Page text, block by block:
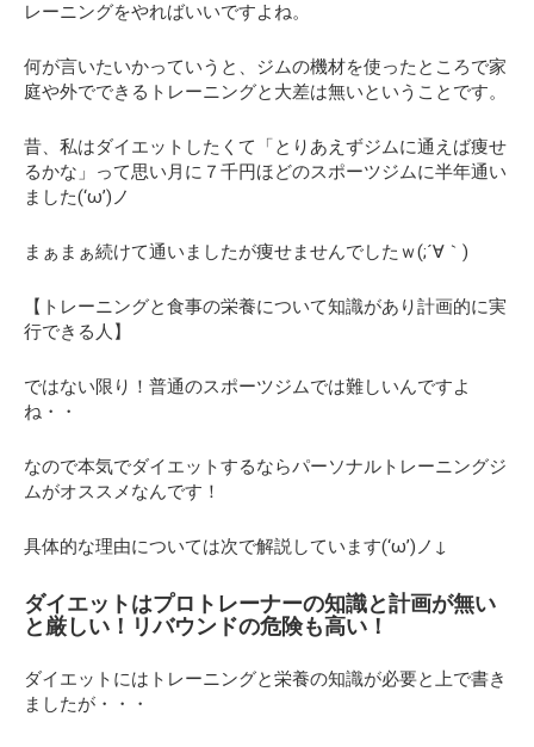
レーニングをやればいいですよね。
何が言いたいかっていうと、ジムの機材を使ったところで家
庭や外でできるトレーニングと大差は無いということです。
昔、私はダイエットしたくて「とりあえずジムに通えば痩せ
るかな」って思い月に７千円ほどのスポーツジムに半年通い
ました(‘ω’)ノ
まぁまぁ続けて通いましたが痩せませんでしたｗ(;´∀｀)
【トレーニングと食事の栄養について知識があり計画的に実
行できる人】
ではない限り！普通のスポーツジムでは難しいんですよ
ね・・
なので本気でダイエットするならパーソナルトレーニングジ
ムがオススメなんです！
具体的な理由については次で解説しています(‘ω’)ノ↓
ダイエットはプロトレーナーの知識と計画が無い
と厳しい！リバウンドの危険も高い！
ダイエットにはトレーニングと栄養の知識が必要と上で書き
ましたが・・・